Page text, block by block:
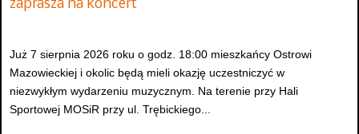
zaprasza na koncert
Już 7 sierpnia 2026 roku o godz. 18:00 mieszkańcy Ostrowi
Mazowieckiej i okolic będą mieli okazję uczestniczyć w
niezwykłym wydarzeniu muzycznym. Na terenie przy Hali
Sportowej MOSiR przy ul. Trębickiego...